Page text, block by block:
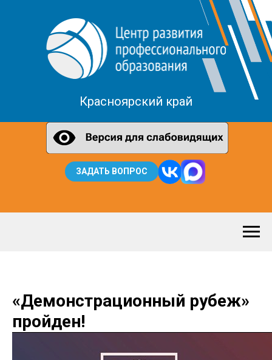
Красноярский край
ЗАДАТЬ ВОПРОС
«Демонстрационный рубеж»
пройден!